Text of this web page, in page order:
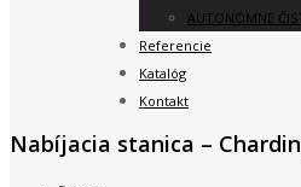
AUTONÓMNE
Referencie
Katalóg
Kontakt
Nabíjacia stanica –